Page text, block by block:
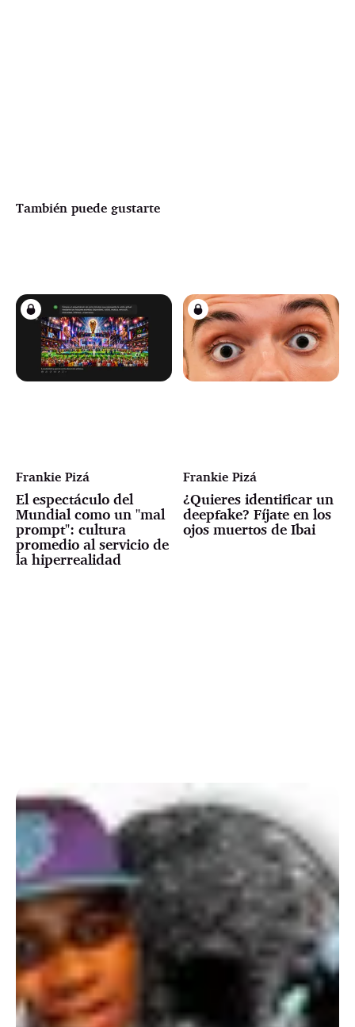
También puede gustarte
Frankie Pizá
El espectáculo del
Mundial como un "mal
prompt": cultura
promedio al servicio de
la hiperrealidad
Frankie Pizá
¿Quieres identificar un
deepfake? Fíjate en los
ojos muertos de Ibai